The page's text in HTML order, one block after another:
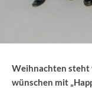
Weihnachten steht
wünschen mit